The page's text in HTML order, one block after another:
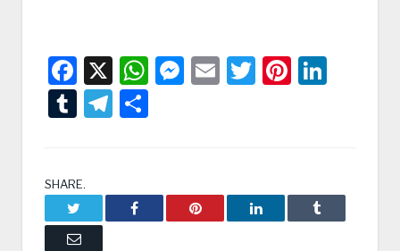
Facebook
X WhatsApp
Messenger
EmailTwitter
TumblrTelegram
SHARE.
Facebook Pinterest LinkedIn Tumblr
Email